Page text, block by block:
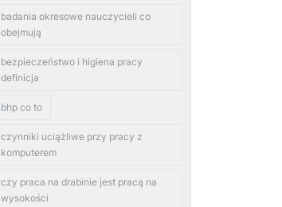
badania okresowe nauczycieli co
obejmują
bezpieczeństwo i higiena pracy
definicja
bhp co to
czynniki uciążliwe przy pracy z
komputerem
czy praca na drabinie jest pracą na
wysokości